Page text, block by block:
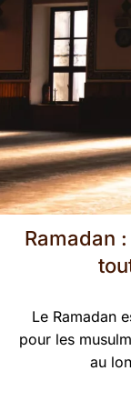
Ramadan
Le Ramadan
pour les
au